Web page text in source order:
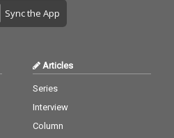
Sync the App
Articles
Series
Interview
Column